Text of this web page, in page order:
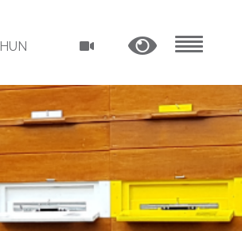
HUN